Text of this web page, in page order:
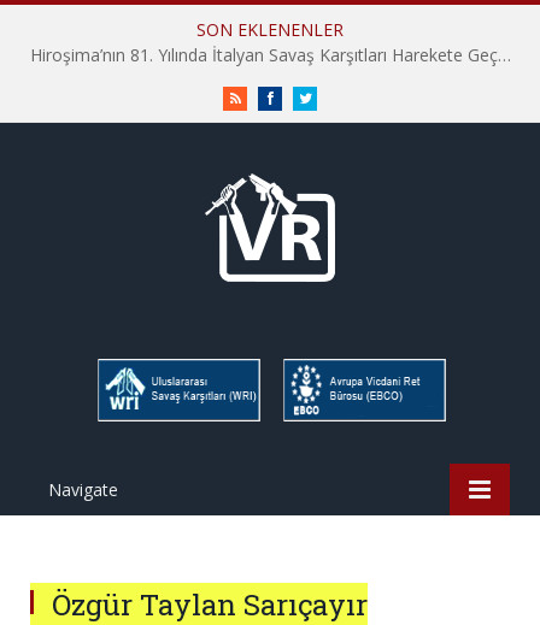
SON EKLENENLER
Hiroşima’nın 81. Yılında İtalyan Savaş Karşıtları Harekete Geçti: “Hatırlamak yeterli değil”
RSS FacebookTwitter
Navigate
Özgür Taylan Sarıçayır